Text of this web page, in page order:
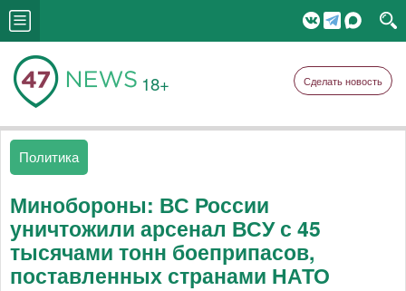
18+ Сделать новость
Политика
Минобороны: ВС России
уничтожили арсенал ВСУ с 45
тысячами тонн боеприпасов,
поставленных странами НАТО